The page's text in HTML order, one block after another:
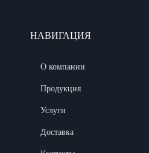
НАВИГАЦИЯ
О компании
Продукция
Услуги
Доставка